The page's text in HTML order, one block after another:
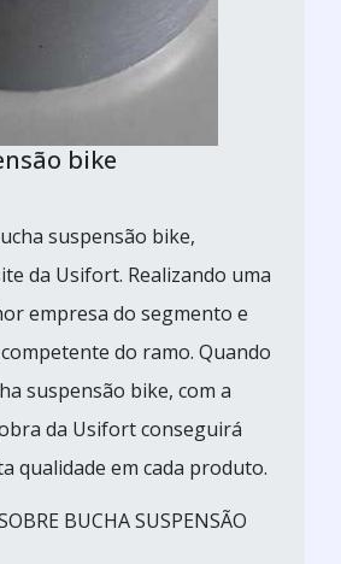
bike
suspensão bike,
da Usifort. Realizando uma
empresa do segmento e
do ramo. Quando
suspensão bike, com a
da Usifort conseguirá
qualidade em cada produto.
BUCHA SUSPENSÃO